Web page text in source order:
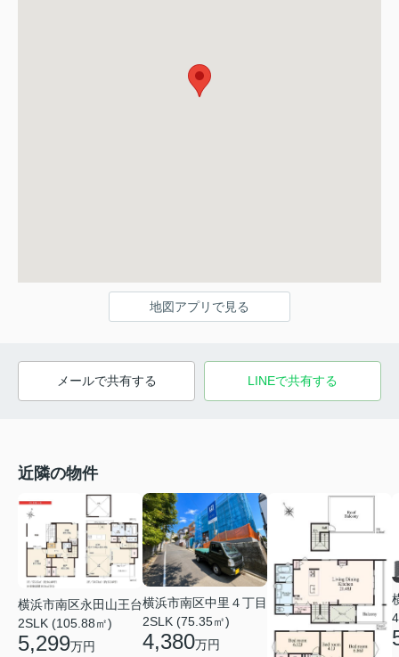
地図アプリで見る
メールで共有する LINEで共有する
近隣の物件
横浜市南区永田山王台
2SLK (105.88㎡)
5,299万円
横浜市南区中里４丁目
2SLK (75.35㎡)
4,380万円